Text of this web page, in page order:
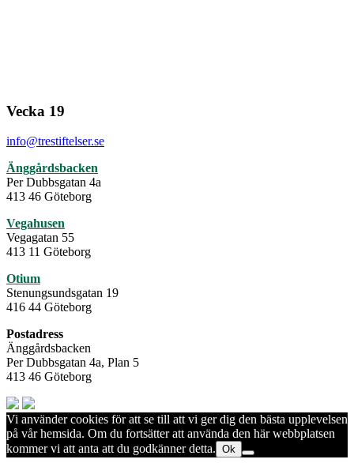
Vecka 19
info@trestiftelser.se
Änggårdsbacken
Per Dubbsgatan 4a
413 46 Göteborg
Vegahusen
Vegagatan 55
413 11 Göteborg
Otium
Stenungsundsgatan 19
416 44 Göteborg
Postadress
Änggårdsbacken
Per Dubbsgatan 4a, Plan 5
413 46 Göteborg
Vi använder cookies för att se till att vi ger dig den bästa upplevelsen
på vår hemsida. Om du fortsätter att använda den här webbplatsen
kommer vi att anta att du godkänner detta. Ok